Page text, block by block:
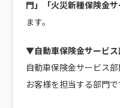
門」「火災新種保険金サ
ます。
▼自動車保険金サービス
自動車保険金サービス
お客様を担当する部門で